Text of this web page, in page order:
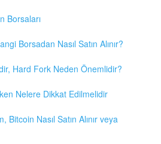
Borsaları
Borsadan Nasıl Satın Alınır?
Hard Fork Neden Önemlidir?
Nelere Dikkat Edilmelidir
Bitcoin Nasıl Satın Alınır veya